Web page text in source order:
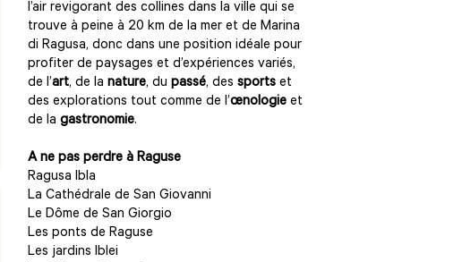
l’air revigorant des collines dans la ville qui se
trouve à peine à 20 km de la mer et de Marina
di Ragusa, donc dans une position idéale pour
profiter de paysages et d’expériences variés,
de l’art, de la nature, du passé, des sports et
des explorations tout comme de l’œnologie et
de la gastronomie.
A ne pas perdre à Raguse
Ragusa Ibla
La Cathédrale de San Giovanni
Le Dôme de San Giorgio
Les ponts de Raguse
Les jardins Iblei